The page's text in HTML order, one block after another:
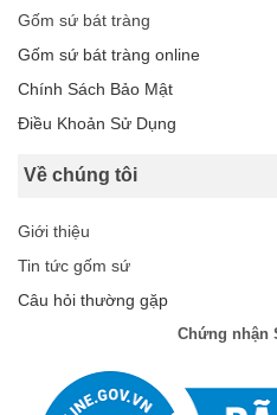
Gốm sứ bát tràng
Gốm sứ bát tràng online
Chính Sách Bảo Mật
Điều Khoản Sử Dụng
Về chúng tôi
Giới thiệu
Tin tức gốm sứ
Câu hỏi thường gặp
Chứng nhận